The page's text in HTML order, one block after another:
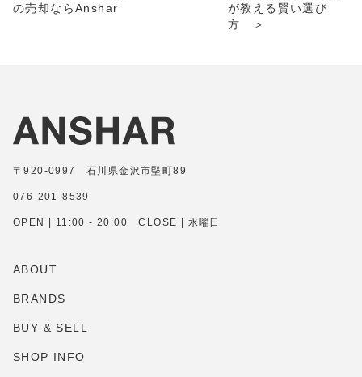
の売却ならAnshar
が教える賢い選び
方 ＞
〒920-0997 石川県金沢市堅町89
076-201-8539
OPEN | 11:00 - 20:00 CLOSE | 水曜日
ABOUT
BRANDS
BUY & SELL
SHOP INFO